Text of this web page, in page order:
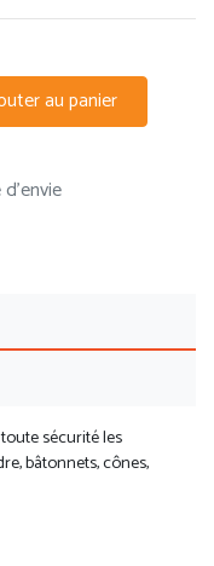
au panier
sécurité les
bâtonnets, cônes,